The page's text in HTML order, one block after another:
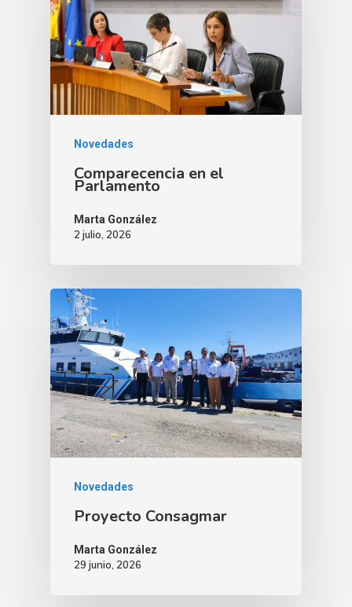
Novedades
Comparecencia en el
Parlamento
Marta González
2 julio, 2026
Novedades
Proyecto Consagmar
Marta González
29 junio, 2026